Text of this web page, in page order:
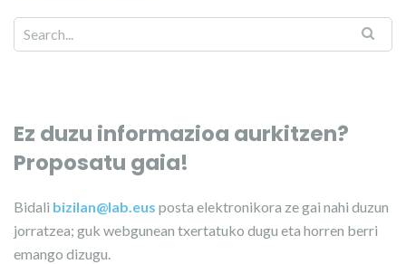
Ez duzu informazioa aurkitzen?
Proposatu gaia!
Bidali bizilan@lab.eus posta elektronikora ze gai nahi duzun
jorratzea; guk webgunean txertatuko dugu eta horren berri
emango dizugu.